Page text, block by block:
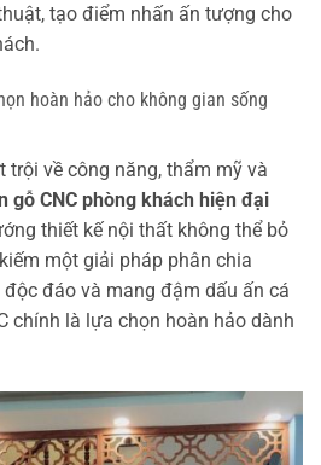
tạo điểm nhấn ấn tượng cho
hoàn hảo cho không gian sống
về công năng, thẩm mỹ và
gỗ CNC phòng khách hiện đại
thiết kế nội thất không thể bỏ
một giải pháp phân chia
đáo và mang đậm dấu ấn cá
chính là lựa chọn hoàn hảo dành